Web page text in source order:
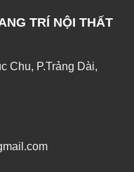
TRÍ NỘI THẤT
Chu, P.Trảng Dài,